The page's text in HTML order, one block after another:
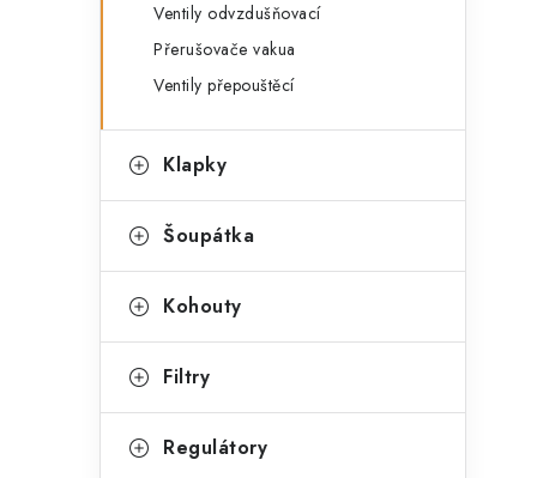
Ventily odvzdušňovací
Přerušovače vakua
Ventily přepouštěcí
Klapky
Šoupátka
Kohouty
Filtry
Regulátory